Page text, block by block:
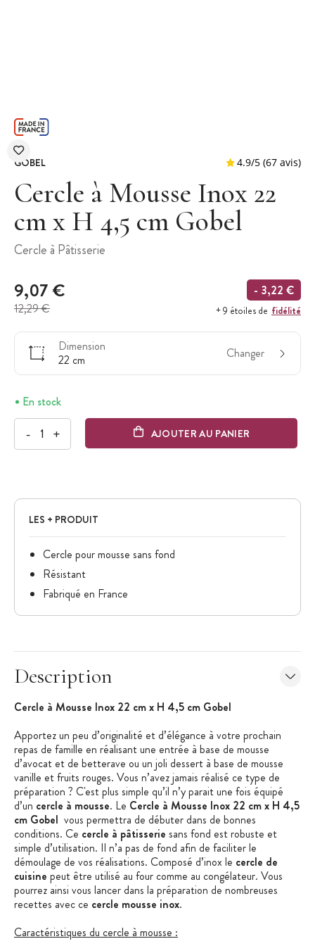
GOBEL
Cercle à Mousse Inox 22
cm x H 4,5 cm Gobel
Cercle à Pâtisserie
9,07 €
12,29 €
- 3,22 €
+ 9 étoiles de fidélité
Dimension
22 cm
Changer
En stock
- + AJOUTER AU PANIER
LES + PRODUIT
Cercle pour mousse sans fond
Résistant
Fabriqué en France
Description
Cercle à Mousse Inox 22 cm x H 4,5 cm Gobel
Apportez un peu d’originalité et d’élégance à votre prochain
repas de famille en réalisant une entrée à base de mousse
d’avocat et de betterave ou un joli dessert à base de mousse
vanille et fruits rouges. Vous n’avez jamais réalisé ce type de
préparation ? C'est plus simple qu’il n’y parait une fois équipé
d’un cercle à mousse. Le Cercle à Mousse Inox 22 cm x H 4,5
cm Gobel vous permettra de débuter dans de bonnes
conditions. Ce cercle à pâtisserie sans fond est robuste et
simple d’utilisation. Il n’a pas de fond afin de faciliter le
démoulage de vos réalisations. Composé d’inox le cercle de
cuisine peut être utilisé au four comme au congélateur. Vous
pourrez ainsi vous lancer dans la préparation de nombreuses
recettes avec ce cercle mousse inox.
Caractéristiques du cercle à mousse :